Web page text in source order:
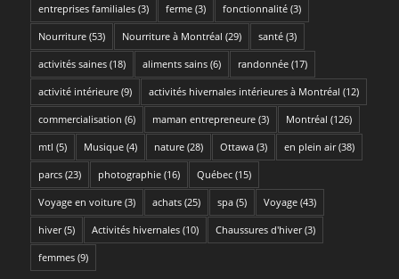
entreprises familiales(3) ferme(3) fonctionnalité(3)
Nourriture(53) Nourriture à Montréal (29) santé(3)
activités saines(18) aliments sains(6) randonnée(17)
activité intérieure(9) activités hivernales intérieures à Montréal (12)
commercialisation (6) maman entrepreneure(3) Montréal (126)
mtl (5) Musique(4) nature(28) Ottawa(3) en plein air(38)
parcs(23) photographie(16) Québec(15)
Voyage en voiture(3) achats(25) spa(5) Voyage(43)
hiver(5) Activités hivernales(10) Chaussures d'hiver(3)
femmes(9)